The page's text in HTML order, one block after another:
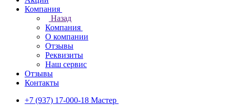
Компания
Назад
Компания
О компании
Отзывы
Реквизиты
Наш сервис
Отзывы
Контакты
+7 (937) 17-000-18 Мастер